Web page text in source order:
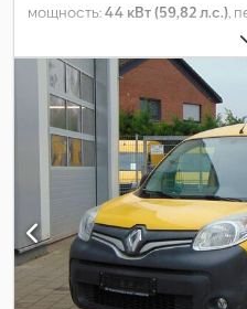
мощность:44 кВт (59,82 л.с.),
,
база:2 700 мм, топливо:
водителя:
дневная кабина ,
количество мест:2,
, допустимая нагрузка на
2021, Оборудование:ABS,
контроля тяги, электронная
электрорегулировка стекол,